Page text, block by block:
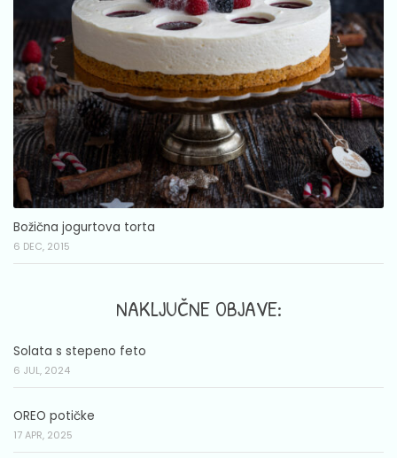
Božična jogurtova torta
6 DEC, 2015
NAKLJUČNE OBJAVE:
Solata s stepeno feto
6 JUL, 2024
OREO potičke
17 APR, 2025